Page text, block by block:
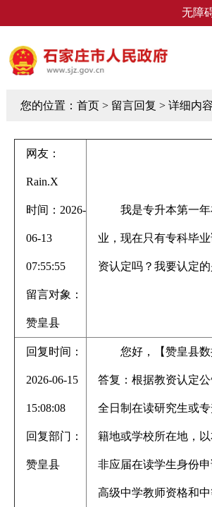
无障
您的位置： 首页> 留言回复 > 详细内容
网友：
Rain.X
时间：2026-
06-13
07:55:55
留言对象：
赞皇县
我是专升本第一
业，现在只有专科毕
资认定吗？我要认定的
回复时间：
2026-06-15
15:08:08
回复部门：
赞皇县
您好，【赞皇县数
答复：根据教资认定
全日制在读研究生或
籍地或学校所在地，
非应届在读学生身份
高级中学教师资格和